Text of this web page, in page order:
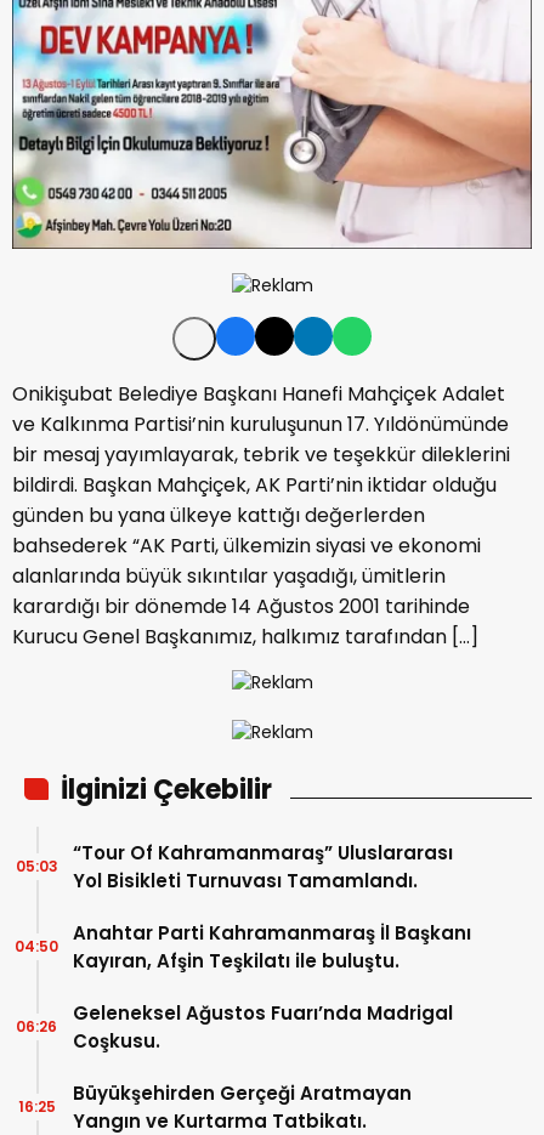
Onikişubat Belediye Başkanı Hanefi Mahçiçek Adalet
ve Kalkınma Partisi’nin kuruluşunun 17. Yıldönümünde
bir mesaj yayımlayarak, tebrik ve teşekkür dileklerini
bildirdi. Başkan Mahçiçek, AK Parti’nin iktidar olduğu
günden bu yana ülkeye kattığı değerlerden
bahsederek “AK Parti, ülkemizin siyasi ve ekonomi
alanlarında büyük sıkıntılar yaşadığı, ümitlerin
karardığı bir dönemde 14 Ağustos 2001 tarihinde
Kurucu Genel Başkanımız, halkımız tarafından […]
İlginizi Çekebilir
“Tour Of Kahramanmaraş” Uluslararası
Yol Bisikleti Turnuvası Tamamlandı.
05:03
Anahtar Parti Kahramanmaraş İl Başkanı
Kayıran, Afşin Teşkilatı ile buluştu.
04:50
Geleneksel Ağustos Fuarı’nda Madrigal
Coşkusu.
06:26
Büyükşehirden Gerçeği Aratmayan
Yangın ve Kurtarma Tatbikatı.
16:25